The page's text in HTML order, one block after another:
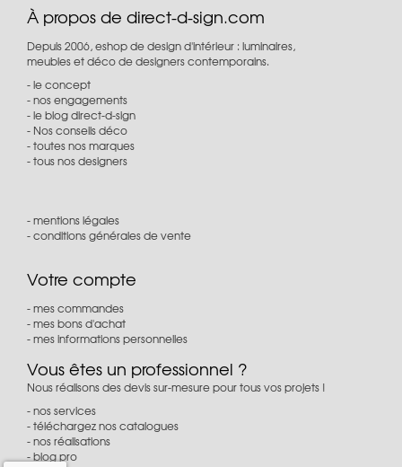
À propos de direct-d-sign.com
Depuis 2006, eshop de design d'intérieur : luminaires,
meubles et déco de designers contemporains.
le concept
nos engagements
le blog direct-d-sign
Nos conseils déco
toutes nos marques
tous nos designers
mentions légales
conditions générales de vente
Votre compte
mes commandes
mes bons d'achat
mes informations personnelles
Vous êtes un professionnel ?
Nous réalisons des devis sur-mesure pour tous vos projets !
nos services
téléchargez nos catalogues
nos réalisations
blog pro